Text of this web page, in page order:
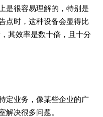
是很容易理解的，特别是
点时，这种设备会显得比
其效率是数十倍，且十分
定业务，像某些企业的广
解决很多问题。